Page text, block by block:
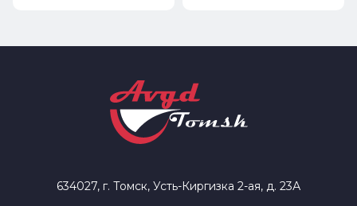
634027, г. Томск, Усть-Киргизка 2-ая, д. 23А